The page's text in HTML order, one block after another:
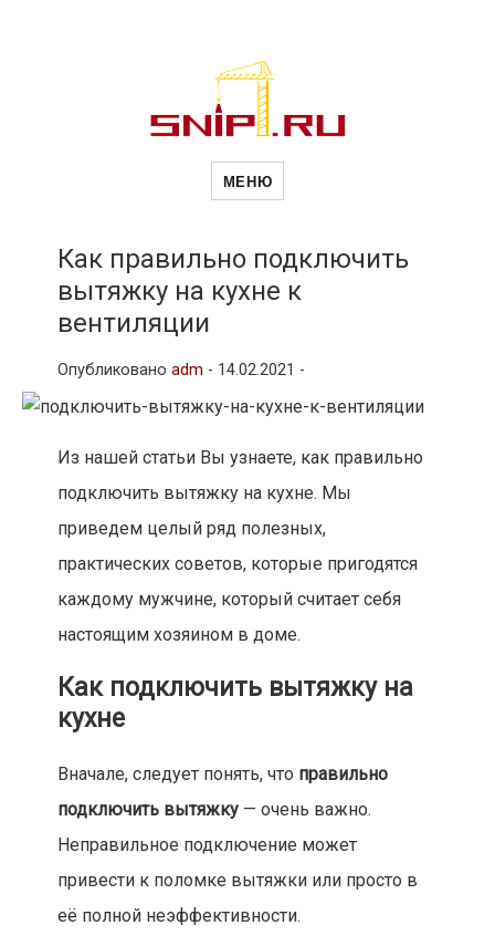
Новости
рубрики
МЕНЮ
Как правильно подключить
вытяжку на кухне к
вентиляции
Опубликовано adm - 14.02.2021 -
Из нашей статьи Вы узнаете, как правильно
подключить вытяжку на кухне. Мы
приведем целый ряд полезных,
практических советов, которые пригодятся
каждому мужчине, который считает себя
настоящим хозяином в доме.
Как подключить вытяжку на
кухне
Вначале, следует понять, что правильно
подключить вытяжку— очень важно.
Неправильное подключение может
привести к поломке вытяжки или просто в
её полной неэффективности.